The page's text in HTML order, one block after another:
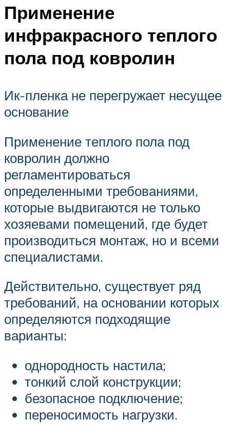
Применение
инфракрасного теплого
пола под ковролин
Ик-пленка не перегружает несущее
основание
Применение теплого пола под
ковролин должно
регламентироваться
определенными требованиями,
которые выдвигаются не только
хозяевами помещений, где будет
производиться монтаж, но и всеми
специалистами.
Действительно, существует ряд
требований, на основании которых
определяются подходящие
варианты:
однородность настила;
тонкий слой конструкции;
безопасное подключение;
переносимость нагрузки.